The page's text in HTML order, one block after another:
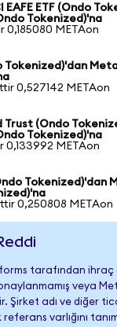
EAFE ETF (Ondo
Tokenized)'na
0,185080 METAon
Tokenized)'dan
0,527142 METAon
Trust (Ondo
Tokenized)'na
0,133992 METAon
Tokenized)'dan
0,250808 METAon
tarafından ihraç
veya
Şirket adı ve diğer
varlığını